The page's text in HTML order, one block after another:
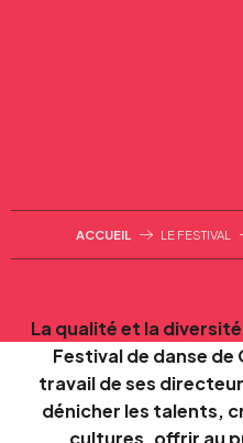
ACCUEIL LE FESTIVAL
La qualité et la
Festival de danse
travail de ses
dénicher les talents,
cultures, offrir au